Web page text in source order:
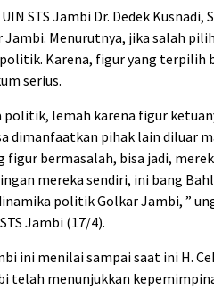
STS Jambi Dr. Dedek Kusnadi,
Menurutnya, jika salah
Karena, figur yang terpilih
serius.
politik, lemah karena figur
dimanfaatkan pihak lain diluar
bermasalah, bisa jadi,
mereka sendiri, ini bang
politik Golkar Jambi, ”
Jambi (17/4).
ini menilai sampai saat ini H.
telah menunjukkan